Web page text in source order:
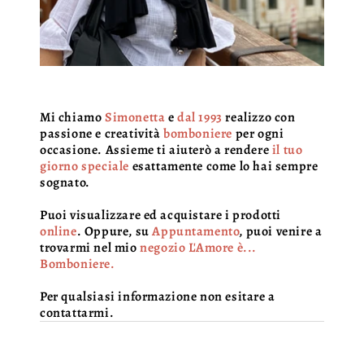
Mi chiamoSimonettaedal 1993realizzo con
passione e creativitàbomboniere per ogni
occasione. Assieme ti aiuterò a rendereil tuo
giorno speciale esattamente come lo hai sempre
sognato.
Puoi visualizzare ed acquistare i prodotti
online. Oppure, suAppuntamento, puoi venire a
trovarmi nel mionegozio L'Amore è...
Bomboniere.
Per qualsiasi informazione non esitare a
contattarmi.